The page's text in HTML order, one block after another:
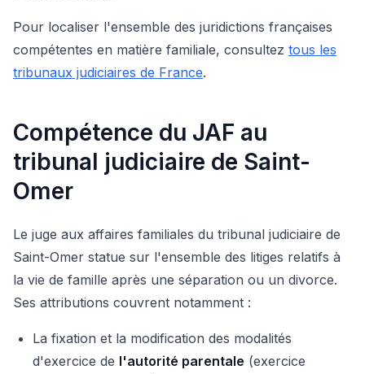
Pour localiser l'ensemble des juridictions françaises
compétentes en matière familiale, consultez tous les
tribunaux judiciaires de France.
Compétence du JAF au
tribunal judiciaire de Saint-
Omer
Le juge aux affaires familiales du tribunal judiciaire de
Saint-Omer statue sur l'ensemble des litiges relatifs à
la vie de famille après une séparation ou un divorce.
Ses attributions couvrent notamment :
La fixation et la modification des modalités
d'exercice de l'autorité parentale (exercice